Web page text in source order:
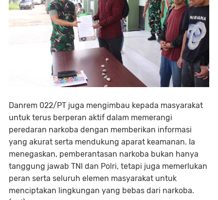
Danrem 022/PT juga mengimbau kepada masyarakat
untuk terus berperan aktif dalam memerangi
peredaran narkoba dengan memberikan informasi
yang akurat serta mendukung aparat keamanan. Ia
menegaskan, pemberantasan narkoba bukan hanya
tanggung jawab TNI dan Polri, tetapi juga memerlukan
peran serta seluruh elemen masyarakat untuk
menciptakan lingkungan yang bebas dari narkoba.